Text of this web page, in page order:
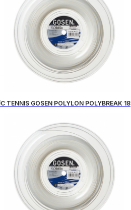
TENNIS GOSEN POLYLON POLYBREAK 18